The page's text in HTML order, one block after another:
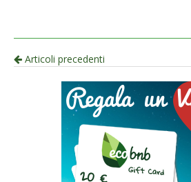
Navigazione
articolo
Articoli precedenti